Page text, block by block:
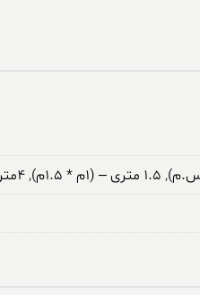
, ۱.۵ متری – (۱م * ۱.۵م) ,۴متری – (۱.۵م * ۲.۲۵م)